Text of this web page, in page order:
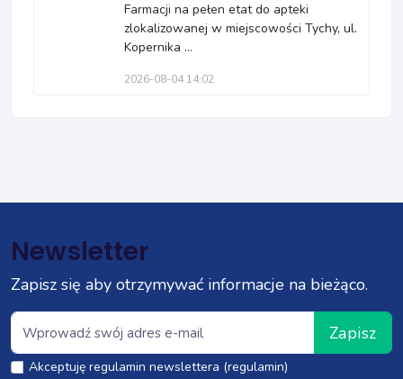
Farmacji na pełen etat do apteki
zlokalizowanej w miejscowości Tychy, ul.
Kopernika ...
2026-08-04 14:02
Newsletter
Zapisz się aby otrzymywać informacje na bieżąco.
Zapisz
Akceptuję regulamin newslettera (regulamin)